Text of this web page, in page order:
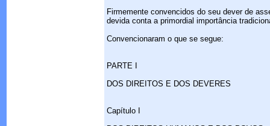
Firmemente convencidos do seu dever de
devida conta a primordial importância
Convencionaram o que se segue:
PARTE I
DOS DIREITOS E DOS DEVERES
Capítulo I